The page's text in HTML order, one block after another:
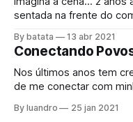
sentada na frente do
justo agora acabou a
da tarde assim? Bem,
By batata 13 abr 2021
Conectando
Nos últimos anos tem
de me conectar com
as suas resistencias e
By luandro 25 jan 2021